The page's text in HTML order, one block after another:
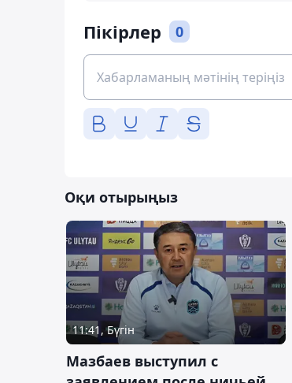
Пікірлер 0
Оқи отырыңыз
11:41, Бүгін
Мазбаев выступил с